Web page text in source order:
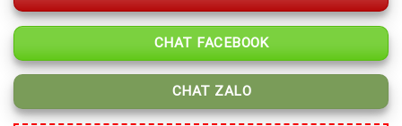
CHAT FACEBOOK
CHAT ZALO